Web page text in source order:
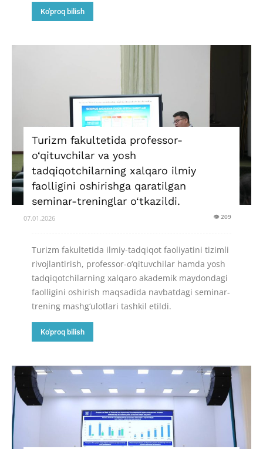
Ko'proq bilish
Turizm fakultetida professor-
o‘qituvchilar va yosh
tadqiqotchilarning xalqaro ilmiy
faolligini oshirishga qaratilgan
seminar-treninglar o‘tkazildi.
07.01.2026 👁 209
Turizm fakultetida ilmiy-tadqiqot faoliyatini tizimli
rivojlantirish, professor-o‘qituvchilar hamda yosh
tadqiqotchilarning xalqaro akademik maydondagi
faolligini oshirish maqsadida navbatdagi seminar-
trening mashg‘ulotlari tashkil etildi.
Ko'proq bilish